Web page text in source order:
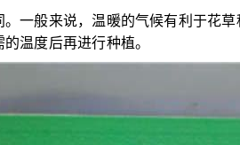
一般来说，温暖的气候有利于花
温度后再进行种植。